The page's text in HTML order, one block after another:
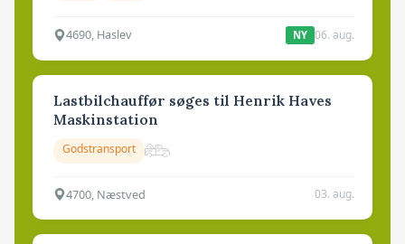
4690, Haslev NY 06. aug.
Lastbilchauffør søges til Henrik Haves
Maskinstation
Godstransport
4700, Næstved 03. aug.